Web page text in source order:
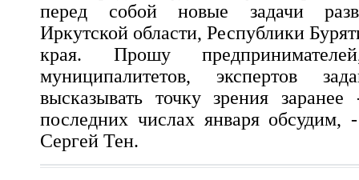
перед собой новые задачи
Иркутской области, Республики
края. Прошу
муниципалитетов, экспертов
высказывать точку зрения
последних числах января обсудим,
Сергей Тен.